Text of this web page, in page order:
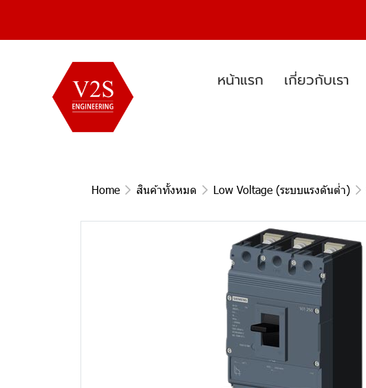
หน้าแรก เกี่ยวกับเรา
Home สินค้าทั้งหมด Low Voltage (ระบบแรงดันต่ำ)